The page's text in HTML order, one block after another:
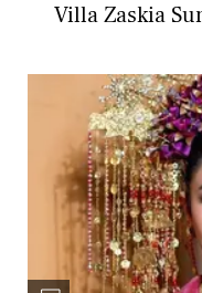
Villa Zaskia